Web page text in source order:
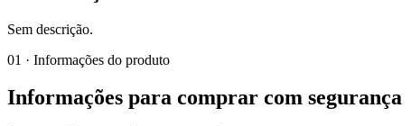
Sem descrição.
01 · Informações do produto
Informações para comprar com segurança